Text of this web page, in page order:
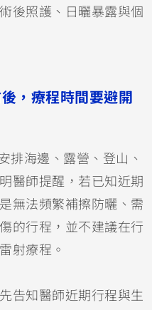
後照護、日曬暴露與個
，療程時間要避開
排海邊、露營、登山、
醫師提醒，若已知近期
無法頻繁補擦防曬、需
的行程，並不建議在行
射療程。
告知醫師近期行程與生